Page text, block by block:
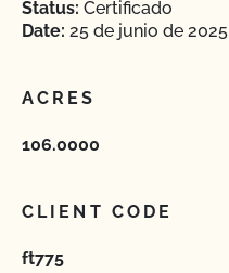
Status: Certificado
Date: 25 de junio de 2025
ACRES
106.0000
CLIENT CODE
ft775